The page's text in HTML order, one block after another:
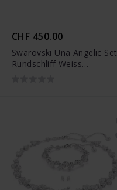
CHF 450.00
Swarovski Una Angelic Set
Rundschliff Weiss